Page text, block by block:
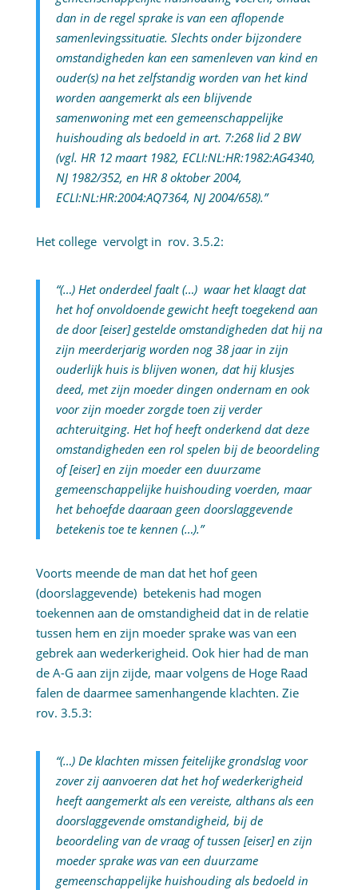
dan in de regel sprake is van een aflopende
samenlevingssituatie. Slechts onder bijzondere
omstandigheden kan een samenleven van kind en
ouder(s) na het zelfstandig worden van het kind
worden aangemerkt als een blijvende
samenwoning met een gemeenschappelijke
huishouding als bedoeld in art. 7:268 lid 2 BW
(vgl. HR 12 maart 1982, ECLI:NL:HR:1982:AG4340,
NJ 1982/352, en HR 8 oktober 2004,
ECLI:NL:HR:2004:AQ7364, NJ 2004/658).”
Het college vervolgt in rov. 3.5.2:
“(…) Het onderdeel faalt (…) waar het klaagt dat
het hof onvoldoende gewicht heeft toegekend aan
de door [eiser] gestelde omstandigheden dat hij na
zijn meerderjarig worden nog 38 jaar in zijn
ouderlijk huis is blijven wonen, dat hij klusjes
deed, met zijn moeder dingen ondernam en ook
voor zijn moeder zorgde toen zij verder
achteruitging. Het hof heeft onderkend dat deze
omstandigheden een rol spelen bij de beoordeling
of [eiser] en zijn moeder een duurzame
gemeenschappelijke huishouding voerden, maar
het behoefde daaraan geen doorslaggevende
betekenis toe te kennen (…).”
Voorts meende de man dat het hof geen
(doorslaggevende) betekenis had mogen
toekennen aan de omstandigheid dat in de relatie
tussen hem en zijn moeder sprake was van een
gebrek aan wederkerigheid. Ook hier had de man
de A-G aan zijn zijde, maar volgens de Hoge Raad
falen de daarmee samenhangende klachten. Zie
rov. 3.5.3:
“(…) De klachten missen feitelijke grondslag voor
zover zij aanvoeren dat het hof wederkerigheid
heeft aangemerkt als een vereiste, althans als een
doorslaggevende omstandigheid, bij de
beoordeling van de vraag of tussen [eiser] en zijn
moeder sprake was van een duurzame
gemeenschappelijke huishouding als bedoeld in